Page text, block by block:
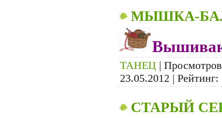
МЫШКА-
ТАНЕЦ |
23.05.2012 | Рейтинг:
СТАРЫЙ